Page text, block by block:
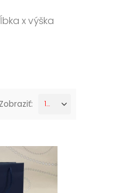
x výška
Zobraziť: 12